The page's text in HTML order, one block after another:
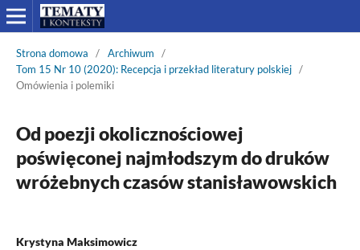
Strona domowa / Archiwum
/
Tom 15 Nr 10 (2020): Recepcja i przekład literatury polskiej /
Omówienia i polemiki
Od poezji okolicznościowej
poświęconej najmłodszym do druków
wróżebnych czasów stanisławowskich
Krystyna Maksimowicz